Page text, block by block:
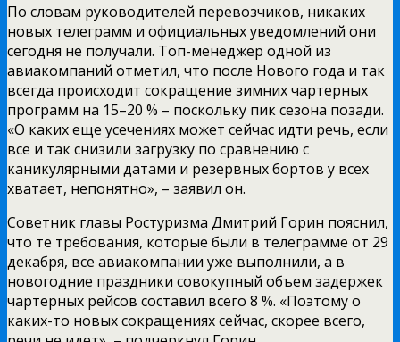
По словам руководителей перевозчиков, никаких
новых телеграмм и официальных уведомлений они
сегодня не получали. Топ-менеджер одной из
авиакомпаний отметил, что после Нового года и так
всегда происходит сокращение зимних чартерных
программ на 15–20 % – поскольку пик сезона позади.
«О каких еще усечениях может сейчас идти речь, если
все и так снизили загрузку по сравнению с
каникулярными датами и резервных бортов у всех
хватает, непонятно», – заявил он.
Советник главы Ростуризма Дмитрий Горин пояснил,
что те требования, которые были в телеграмме от 29
декабря, все авиакомпании уже выполнили, а в
новогодние праздники совокупный объем задержек
чартерных рейсов составил всего 8 %. «Поэтому о
каких-то новых сокращениях сейчас, скорее всего,